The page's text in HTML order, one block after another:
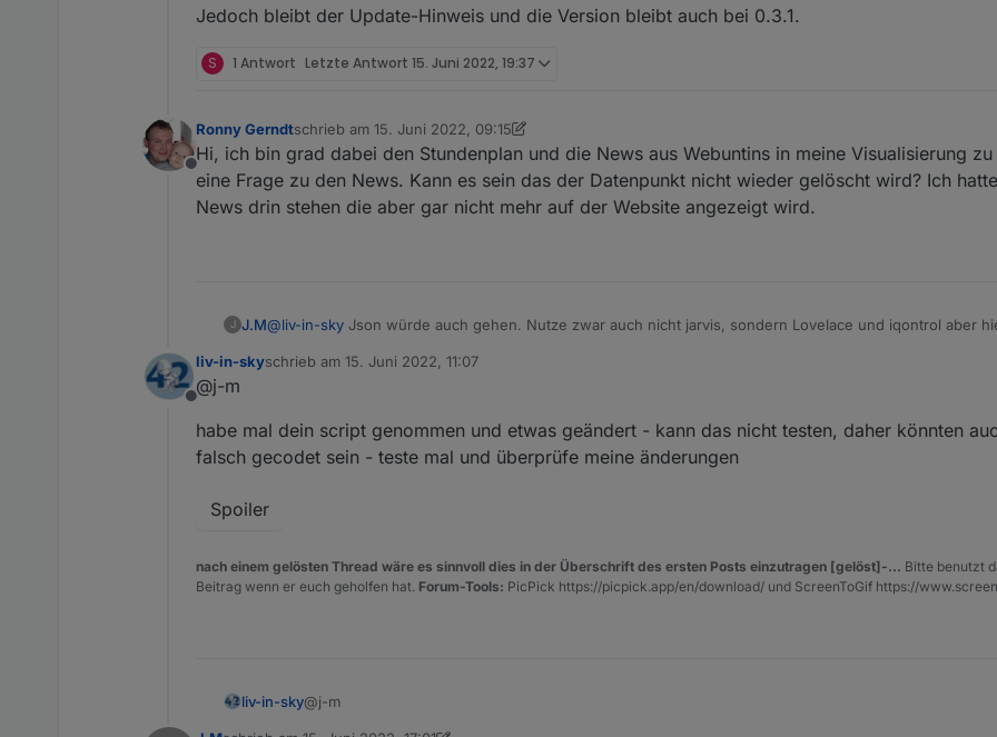
Jedoch bleibt der Update-Hinweis und die Version bleibt auch bei 0.3.1.
S 1 Antwort Letzte Antwort 15. Juni 2022, 19:37
Offline
Ronny Gerndtschrieb am 15. Juni 2022, 09:15
zuletzt editiert von Ronny Gerndt
Hi, ich bin grad dabei den Stundenplan und die News aus Webuntins in meine Visualisierung
eine Frage zu den News. Kann es sein das der Datenpunkt nicht wieder gelöscht wird? Ich
News drin stehen die aber gar nicht mehr auf der Website angezeigt wird.
J J.M@liv-in-sky Json würde auch gehen. Nutze zwar auch nicht jarvis, sondern Lovelace und iqontrol aber
Auch wenn du es nicht glaubst. Ich habe ohne Übertreibung Wochen gebraucht (nicht durchgängig ;))
Wäre über ein Beispiel von dir sehr dankbar. Dann hätte ich die nächsten Wochen wieder eine
Hier mal eine Beispiel von den Datenpunkten
Offline
liv-in-skyschrieb am 15. Juni 2022, 11:07
zuletzt editiert von
@j-m
habe mal dein script genommen und etwas geändert - kann das nicht testen, daher könnten
falsch gecodet sein - teste mal und überprüfe meine änderungen
Spoiler
nach einem gelösten Thread wäre es sinnvoll dies in der Überschrift des ersten Posts einzutragen [gelöst]-... Bitte benutzt
Beitrag wenn er euch geholfen hat. Forum-Tools: PicPick https://picpick.app/en/download/ und ScreenToGif https://
liv-in-sky@j-m